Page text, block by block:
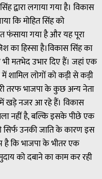
द्वारा लगाया गया है। विकास
कि मोहित सिंह को
फंसाया गया है और यह पूरा
का हिस्सा है।विकास सिंह का
मतभेद उभार दिए हैं। जहां एक
शामिल लोगों को कड़ी से कड़ी
तरफ भाजपा के कुछ अन्य नेता
में खड़े नजर आ रहे हैं। विकास
नहीं है, बल्कि इसके पीछे एक
सिर्फ उनकी जाति के कारण इस
है कि भाजपा के भीतर एक
को दबाने का काम कर रही